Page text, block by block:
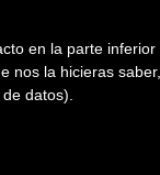
en la parte inferior
nos la hicieras saber,
datos).